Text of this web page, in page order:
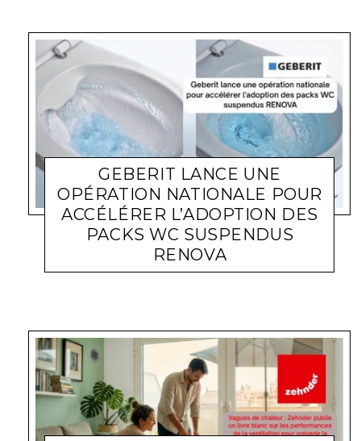
GEBERIT LANCE UNE
OPÉRATION NATIONALE POUR
ACCÉLÉRER L’ADOPTION DES
PACKS WC SUSPENDUS
RENOVA
ACTUALITÉ ENTREPRISES LARA GASQUET